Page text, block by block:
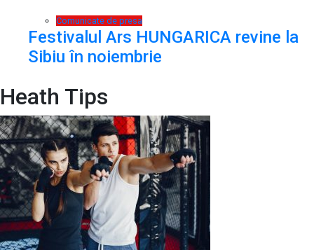
Comunicate de presa
Festivalul Ars HUNGARICA revine la
Sibiu în noiembrie
Heath Tips